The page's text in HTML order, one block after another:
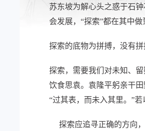
苏东坡为解心头之惑于石
会发展，“探索”都在其中
探索的底物为拼搏，没有
探索，需要我们对未知、
饮食思袁。袁隆平躬亲干
“过其表，而未入其里。”
探索应追寻正确的方向，